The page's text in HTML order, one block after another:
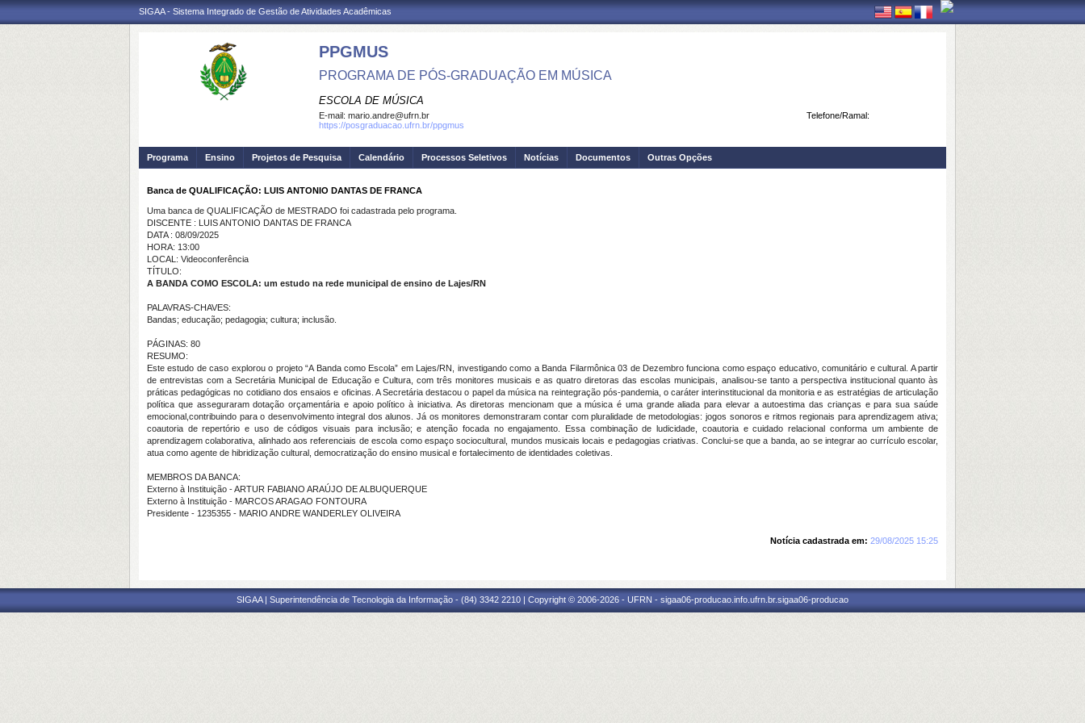
SIGAA - Sistema Integrado de Gestão de Atividades Acadêmicas
PPGMUS
PROGRAMA DE PÓS-GRADUAÇÃO EM MÚSICA
ESCOLA DE MÚSICA
Telefone/Ramal:
E-mail: mario.andre@ufrn.br
https://posgraduacao.ufrn.br/ppgmus
Programa Ensino Projetos de Pesquisa Calendário Processos Seletivos Notícias Documentos Outras Opções
Banca de QUALIFICAÇÃO: LUIS ANTONIO DANTAS DE FRANCA
Uma banca de QUALIFICAÇÃO de MESTRADO foi cadastrada pelo programa.
DISCENTE : LUIS ANTONIO DANTAS DE FRANCA
DATA : 08/09/2025
HORA: 13:00
LOCAL: Videoconferência
TÍTULO:
A BANDA COMO ESCOLA: um estudo na rede municipal de ensino de Lajes/RN
PALAVRAS-CHAVES:
Bandas; educação; pedagogia; cultura; inclusão.
PÁGINAS: 80
RESUMO:
Este estudo de caso explorou o projeto “A Banda como Escola” em Lajes/RN, investigando como a Banda Filarmônica 03 de Dezembro funciona como espaço educativo, comunitário e cultural. A partir
de entrevistas com a Secretária Municipal de Educação e Cultura, com três monitores musicais e as quatro diretoras das escolas municipais, analisou-se tanto a perspectiva institucional quanto às
práticas pedagógicas no cotidiano dos ensaios e oficinas. A Secretária destacou o papel da música na reintegração pós-pandemia, o caráter interinstitucional da monitoria e as estratégias de articulação
política que asseguraram dotação orçamentária e apoio político à iniciativa. As diretoras mencionam que a música é uma grande aliada para elevar a autoestima das crianças e para sua saúde
emocional,contribuindo para o desenvolvimento integral dos alunos. Já os monitores demonstraram contar com pluralidade de metodologias: jogos sonoros e ritmos regionais para aprendizagem ativa;
coautoria de repertório e uso de códigos visuais para inclusão; e atenção focada no engajamento. Essa combinação de ludicidade, coautoria e cuidado relacional conforma um ambiente de
aprendizagem colaborativa, alinhado aos referenciais de escola como espaço sociocultural, mundos musicais locais e pedagogias criativas. Conclui‐se que a banda, ao se integrar ao currículo escolar,
atua como agente de hibridização cultural, democratização do ensino musical e fortalecimento de identidades coletivas.
MEMBROS DA BANCA:
Externo à Instituição - ARTUR FABIANO ARAÚJO DE ALBUQUERQUE
Externo à Instituição - MARCOS ARAGAO FONTOURA
Presidente - 1235355 - MARIO ANDRE WANDERLEY OLIVEIRA
Notícia cadastrada em: 29/08/2025 15:25
SIGAA | Superintendência de Tecnologia da Informação - (84) 3342 2210 | Copyright © 2006-2026 - UFRN - sigaa06-producao.info.ufrn.br.sigaa06-producao